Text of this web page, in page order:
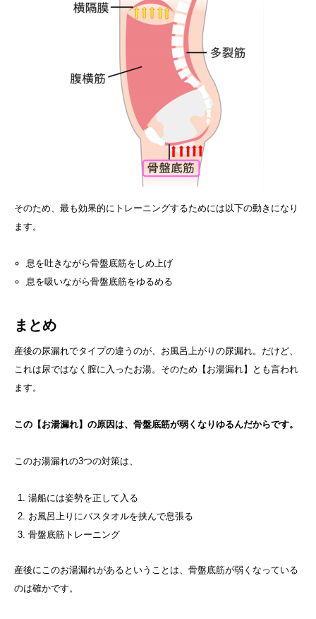
そのため、最も効果的にトレーニングするためには以下の動きになり
ます。
息を吐きながら骨盤底筋をしめ上げ
息を吸いながら骨盤底筋をゆるめる
まとめ
産後の尿漏れでタイプの違うのが、お風呂上がりの尿漏れ。だけど、
これは尿ではなく膣に入ったお湯。そのため【お湯漏れ】とも言われ
ます。
この【お湯漏れ】の原因は、骨盤底筋が弱くなりゆるんだからです。
このお湯漏れの3つの対策は、
湯船には姿勢を正して入る
お風呂上りにバスタオルを挟んで息張る
骨盤底筋トレーニング
産後にこのお湯漏れがあるということは、骨盤底筋が弱くなっている
のは確かです。